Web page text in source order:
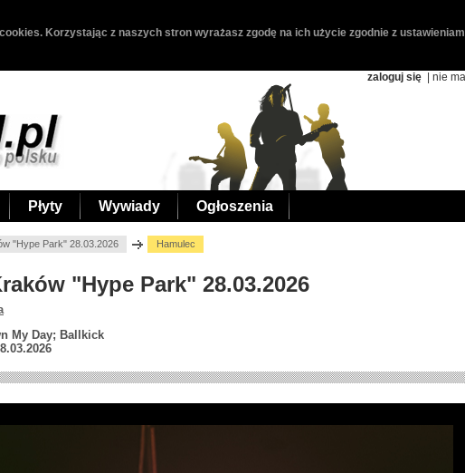
Korzystając z naszych stron wyrażasz zgodę na ich użycie zgodnie z
zaloguj się | nie
Płyty Wywiady Ogłoszenia
"Hype Park" 28.03.2026 Hamulec
"Hype Park" 28.03.2026
My Day; Ballkick